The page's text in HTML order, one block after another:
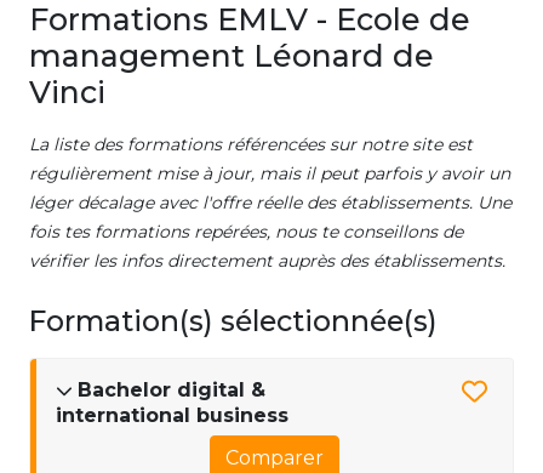
Formations EMLV - Ecole de
management Léonard de
Vinci
La liste des formations référencées sur notre site est
régulièrement mise à jour, mais il peut parfois y avoir un
léger décalage avec l'offre réelle des établissements. Une
fois tes formations repérées, nous te conseillons de
vérifier les infos directement auprès des établissements.
Formation(s) sélectionnée(s)
Bachelor digital &
international business
Comparer